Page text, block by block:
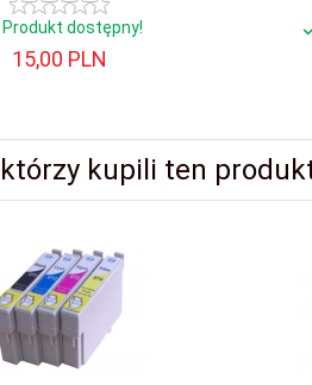
Produkt dostępny!
15,00 PLN
kupili ten